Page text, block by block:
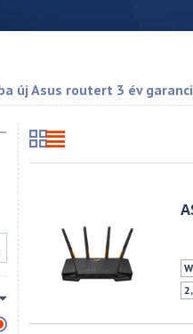
új Asus routert 3 év